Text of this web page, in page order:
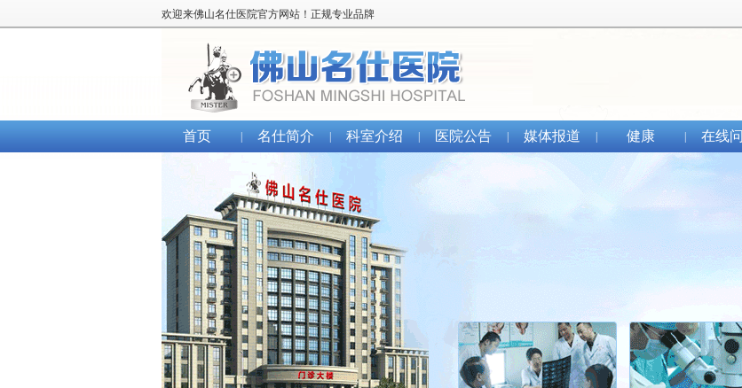
欢迎来佛山名仕医院官方网站！正规专业品牌
首页 名仕简介 科室介绍 医院公告 媒体报道 健康 在线